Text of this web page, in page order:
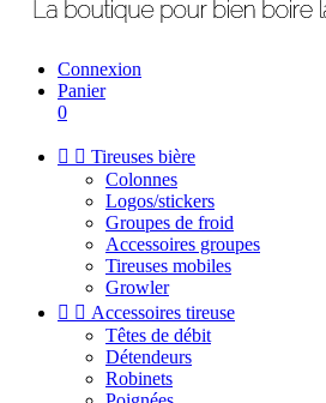
Connexion
Panier
0
  Tireuses bière
Colonnes
Logos/stickers
Groupes de froid
Accessoires groupes
Tireuses mobiles
Growler
  Accessoires tireuse
Têtes de débit
Détendeurs
Robinets